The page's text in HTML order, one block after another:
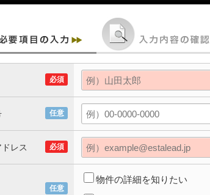
必須
任意
必須
ドレス
任意
物件の詳細を知りたい